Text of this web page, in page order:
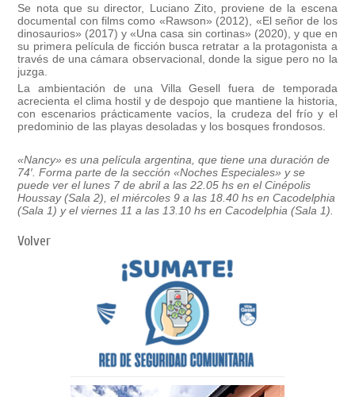
Se nota que su director, Luciano Zito, proviene de la escena
documental con films como «Rawson» (2012), «El señor de los
dinosaurios» (2017) y «Una casa sin cortinas» (2020), y que en
su primera película de ficción busca retratar a la protagonista a
través de una cámara observacional, donde la sigue pero no la
juzga.
Laambientación de una Villa Gesell fuera de temporada
acrecienta el clima hostil y de despojo que mantiene la historia
con escenarios prácticamente vacíos, la crudeza del frío y el
predominio de las playas desoladas y los bosques frondosos.
«Nancy» es una película argentina, que tiene una duración de
74′. Forma parte de la sección «Noches Especiales» y se
puede ver el lunes 7 de abril a las 22.05 hs en el Cinépolis
Houssay (Sala 2), el miércoles 9 a las 18.40 hs en Cacodelphia
(Sala 1) y el viernes 11 a las 13.10 hs en Cacodelphia (Sala 1).
Volver